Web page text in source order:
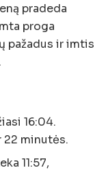
pradeda
proga
pažadus ir imtis
16:04.
22 minutės.
11:57,